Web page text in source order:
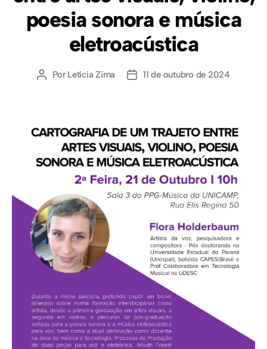
poesia sonora e música
eletroacústica​
Por Letícia Zima 11 de outubro de 2024